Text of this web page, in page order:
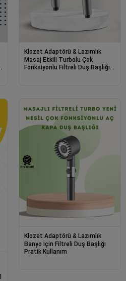
Klozet Adaptörü & Lazımlık
Masaj Etkili Turbolu Çok
Fonksiyonlu Filtreli Duş Başlığı
Klozet Adaptörü & Lazımlık
Banyo İçin Filtreli Duş Başlığı
Pratik Kullanım